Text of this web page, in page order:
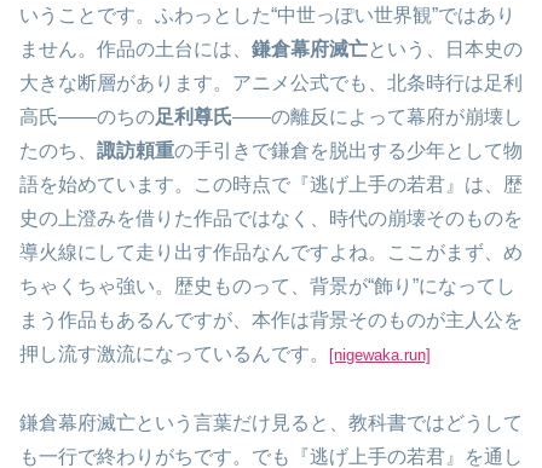
いうことです。ふわっとした“中世っぽい世界観”ではあり
ません。作品の土台には、 鎌倉幕府滅亡という、日本史の
大きな断層があります。アニメ公式でも、北条時行は足利
高氏――のちの足利尊氏――の離反によって幕府が崩壊し
たのち、 諏訪頼重の手引きで鎌倉を脱出する少年として物
語を始めています。この時点で『逃げ上手の若君』は、歴
史の上澄みを借りた作品ではなく、時代の崩壊そのものを
導火線にして走り出す作品なんですよね。ここがまず、め
ちゃくちゃ強い。歴史ものって、背景が“飾り”になってし
まう作品もあるんですが、本作は背景そのものが主人公を
押し流す激流になっているんです。
[nigewaka.run]
鎌倉幕府滅亡という言葉だけ見ると、教科書ではどうして
も一行で終わりがちです。でも『逃げ上手の若君』を通し